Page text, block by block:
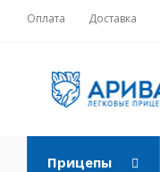
Оплата Доставка
Прицепы